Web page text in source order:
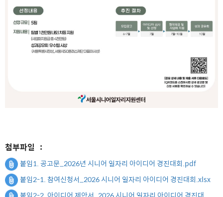
첨부파일 :
붙임1. 공고문_2026년 시니어 일자리 아이디어 경진대회.pdf
붙임2-1. 참여신청서_2026 시니어 일자리 아이디어 경진대회.xlsx